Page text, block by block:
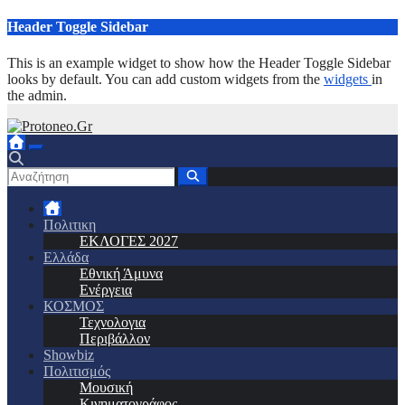
Μετάβαση
περιεχόμενο
Header Toggle Sidebar
This is an example widget to show how the Header Toggle Sidebar
looks by default. You can add custom widgets from the widgets in
the admin.
Πολιτικη
ΕΚΛΟΓΕΣ 2027
Ελλάδα
Εθνική Άμυνα
Ενέργεια
ΚΟΣΜΟΣ
Τεχνολογια
Περιβάλλον
Showbiz
Πολιτισμός
Μουσική